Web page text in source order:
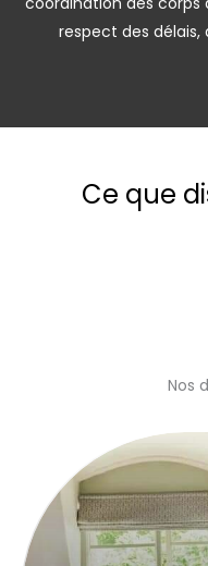
respect des
Ce que
Nos